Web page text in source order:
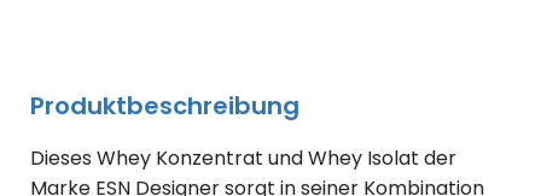
Produktbeschreibung
Dieses Whey Konzentrat und Whey Isolat der
Marke ESN Designer sorgt in seiner Kombination